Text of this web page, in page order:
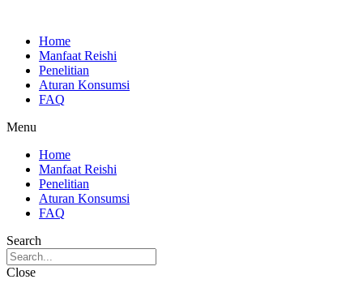
contentHome
Manfaat Reishi
Penelitian
Aturan Konsumsi
FAQ
Menu
Home
Manfaat Reishi
Penelitian
Aturan Konsumsi
FAQ
Search
Close